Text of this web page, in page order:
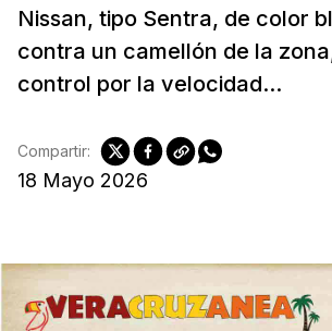
Nissan, tipo Sentra, de color
contra un camellón de la
control por la velocidad...
18 Mayo 2026
Compartir: